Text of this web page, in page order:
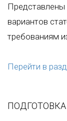
вариантов
требованиям
Перейти в
ПОДГОТОВКА